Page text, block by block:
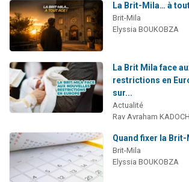
La Brit-Mila… à
Brit-Mila
Elyssia BOUKOBZA
La Brit Mila face
restrictions en
sur...
Actualité
Rav Avraham KADOCH
Quand fixer la Brit-
Brit-Mila
Elyssia BOUKOBZA